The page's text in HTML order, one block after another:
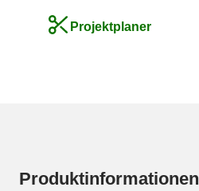
Projektplaner
Produktinformationen